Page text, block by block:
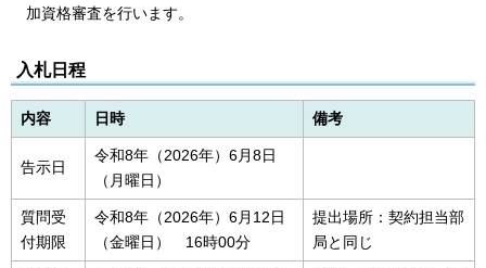
加資格審査を行います。
入札日程
内容 日時 備考
告示日
令和8年（2026年）6月8日
（月曜日）
質問受
付期限
令和8年（2026年）6月12日
（金曜日） 16時00分
提出場所：契約担当部
局と同じ